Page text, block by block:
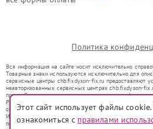
Политика
Вся информация на сайте носит исключительно
Товарные знаки используются исключительно для
сервисные центры chb.fixdyson-fix.ru предоставляют
неавторизованных сервисных центрах chb.fixdyson-
правообладателями товарных знаков или их
Ремонт осуществляется для устройств, уже введенных
со статьей 1487 ГК РФ.
Использование товарных знаков не преследует цели
потребителей в заблуждение, а служит для
Этот сайт использует файлы
ознакомиться с правилами